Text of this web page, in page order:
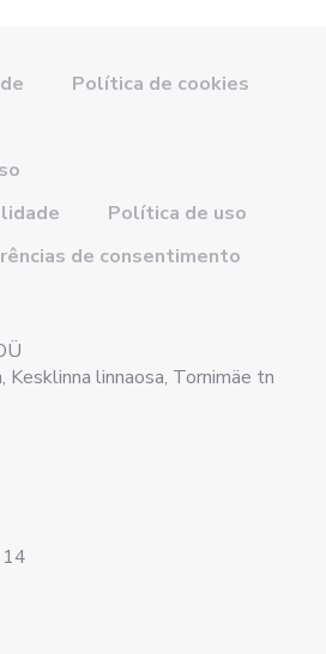
Política de cookies
Política de uso
de consentimento
Kesklinna linnaosa, Tornimäe tn